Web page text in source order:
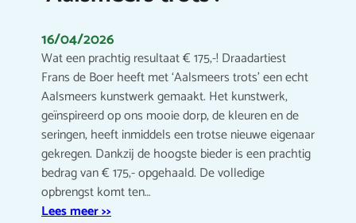
16/04/2026
Wat een prachtig resultaat € 175,-! Draadartiest
Frans de Boer heeft met ‘Aalsmeers trots’ een echt
Aalsmeers kunstwerk gemaakt. Het kunstwerk,
geïnspireerd op ons mooie dorp, de kleuren en de
seringen, heeft inmiddels een trotse nieuwe eigenaar
gekregen. Dankzij de hoogste bieder is een prachtig
bedrag van € 175,- opgehaald. De volledige
opbrengst komt ten…
Lees meer >>